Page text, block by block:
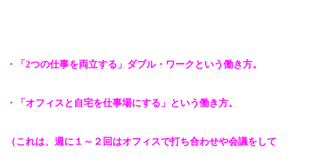
・「2つの仕事を両立する」ダブル・ワークという働き方。
・「オフィスと自宅を仕事場にする」という働き方。
（これは、週に１～２回はオフィスで打ち合わせや会議をして